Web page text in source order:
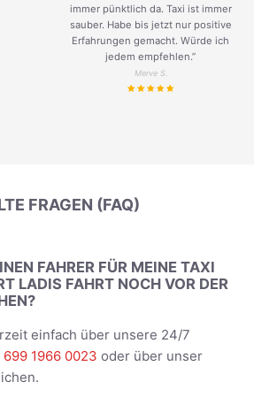
immer pünktlich da. Taxi ist immer
sauber. Habe bis jetzt nur positive
Erfahrungen gemacht. Würde ich
jedem empfehlen.”
Merve S.
FRAGEN (FAQ)
FAHRER FÜR MEINE TAXI
LADIS FAHRT NOCH VOR DER
einfach über unsere 24/7
1966 0023 oder über unser